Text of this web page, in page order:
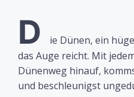
D
ie Dünen, ein
das Auge reicht. Mit
Dünenweg hinauf,
und beschleunigst